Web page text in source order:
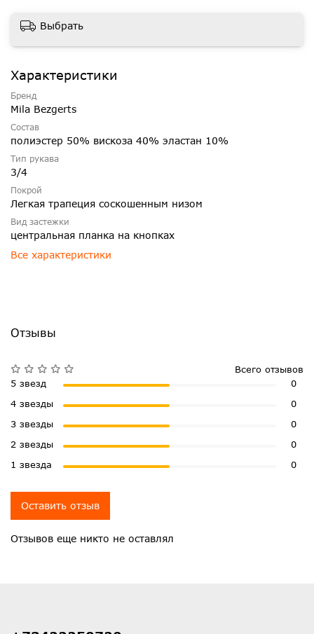
Выбрать
Характеристики
Бренд
Mila Bezgerts
Состав
полиэстер 50% вискоза 40% эластан 10%
Тип рукава
3/4
Покрой
Легкая трапеция соскошенным низом
Вид застежки
центральная планка на кнопках
Все характеристики
Отзывы
Отзывов еще никто не оставлял
Всего отзывов
5 звезд
0
4 звезды
0
3 звезды
0
2 звезды
0
1 звезда
0
Оставить отзыв